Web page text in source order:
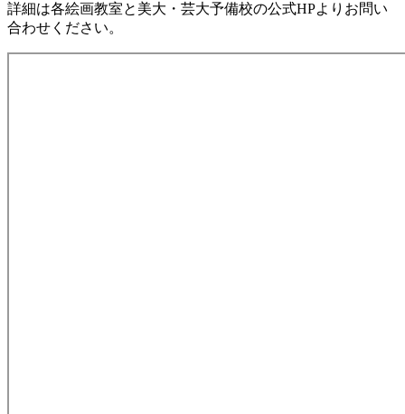
詳細は各絵画教室と美大・芸大予備校の公式HPよりお問い
合わせください。